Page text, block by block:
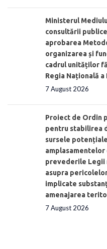
Ministerul
consultării
aprobarea
organizarea și
cadrul unităților
Regia Națională
7 August 2026
Proiect de Ordin
pentru stabilirea
sursele
amplasamentelor
prevederile Legii
asupra
implicate
amenajarea
7 August 2026